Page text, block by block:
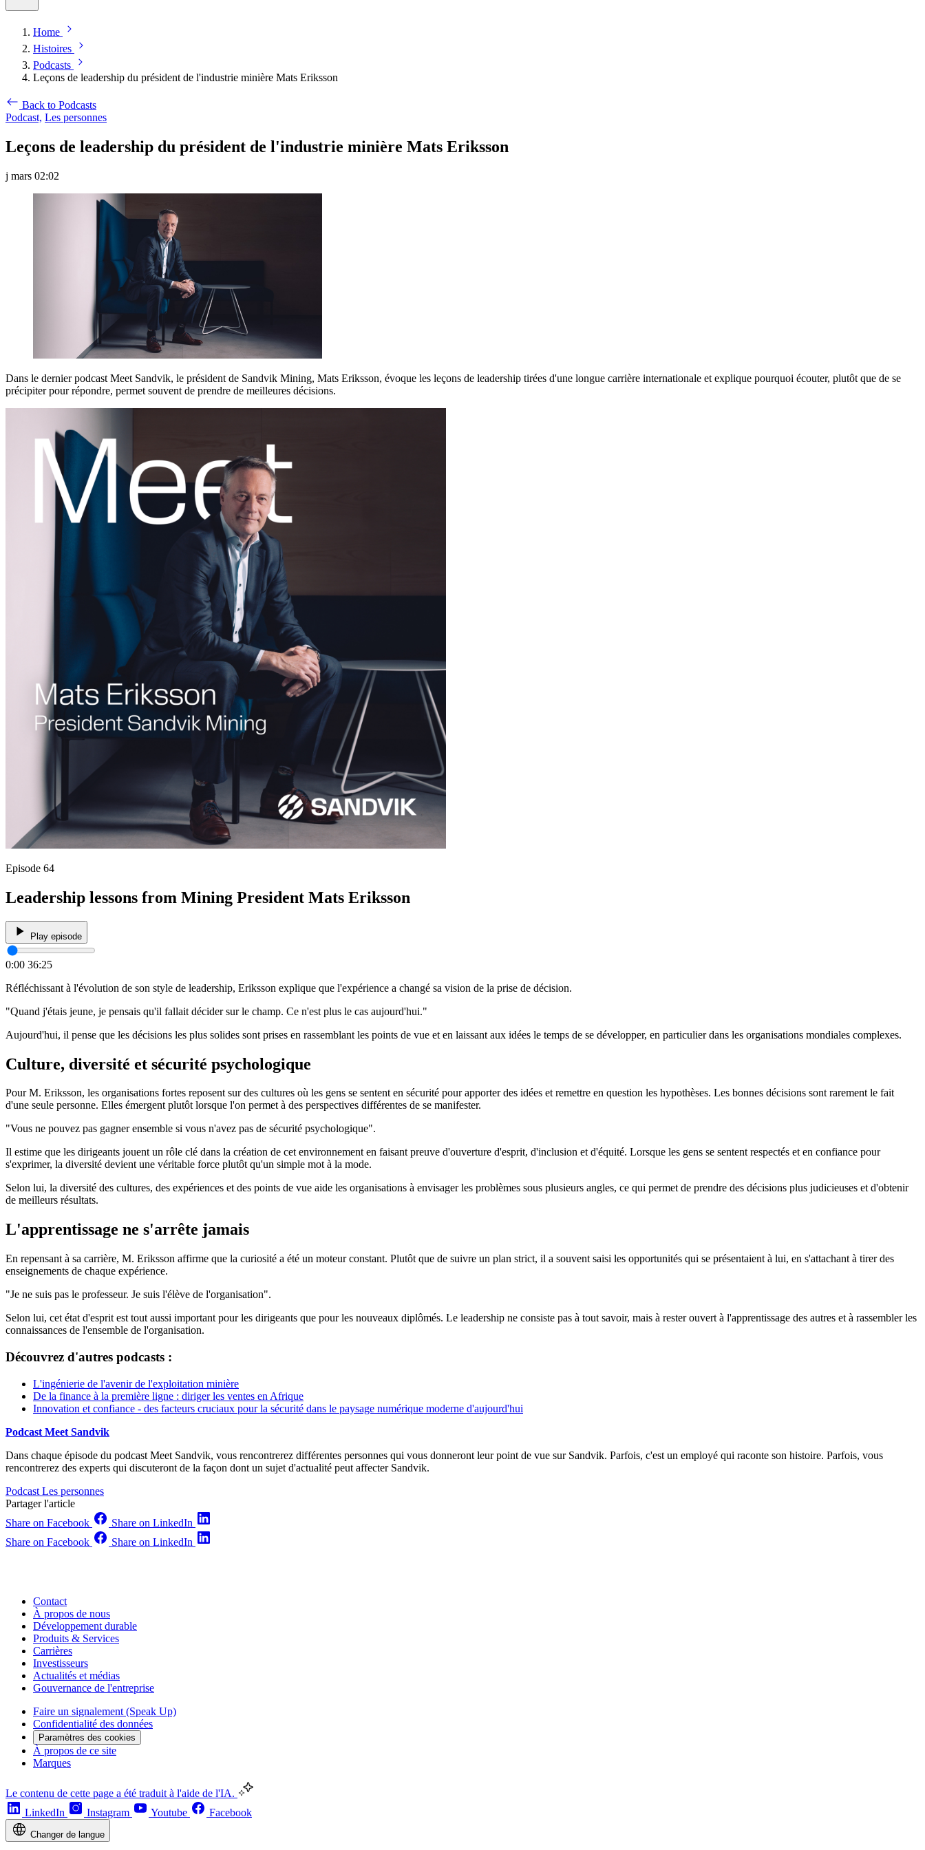
Home
Histoires
Podcasts
Leçons de leadership du président de l'industrie minière Mats Eriksson
Back to Podcasts
Podcast, Les personnes
Leçons de leadership du président de l'industrie minière Mats Eriksson
j mars 02:02
Dans le dernier podcast Meet Sandvik, le président de Sandvik Mining, Mats Eriksson, évoque les leçons de leadership tirées d'une longue carrière internationale et explique pourquoi écouter, plutôt que de se
précipiter pour répondre, permet souvent de prendre de meilleures décisions.
Episode 64
Leadership lessons from Mining President Mats Eriksson
Play episode
0:00 36:25
Réfléchissant à l'évolution de son style de leadership, Eriksson explique que l'expérience a changé sa vision de la prise de décision.
"Quand j'étais jeune, je pensais qu'il fallait décider sur le champ. Ce n'est plus le cas aujourd'hui."
Aujourd'hui, il pense que les décisions les plus solides sont prises en rassemblant les points de vue et en laissant aux idées le temps de se développer, en particulier dans les organisations mondiales complexes.
Culture, diversité et sécurité psychologique
Pour M. Eriksson, les organisations fortes reposent sur des cultures où les gens se sentent en sécurité pour apporter des idées et remettre en question les hypothèses. Les bonnes décisions sont rarement le fait
d'une seule personne. Elles émergent plutôt lorsque l'on permet à des perspectives différentes de se manifester.
"Vous ne pouvez pas gagner ensemble si vous n'avez pas de sécurité psychologique".
Il estime que les dirigeants jouent un rôle clé dans la création de cet environnement en faisant preuve d'ouverture d'esprit, d'inclusion et d'équité. Lorsque les gens se sentent respectés et en confiance pour
s'exprimer, la diversité devient une véritable force plutôt qu'un simple mot à la mode.
Selon lui, la diversité des cultures, des expériences et des points de vue aide les organisations à envisager les problèmes sous plusieurs angles, ce qui permet de prendre des décisions plus judicieuses et d'obtenir
de meilleurs résultats.
L'apprentissage ne s'arrête jamais
En repensant à sa carrière, M. Eriksson affirme que la curiosité a été un moteur constant. Plutôt que de suivre un plan strict, il a souvent saisi les opportunités qui se présentaient à lui, en s'attachant à tirer des
enseignements de chaque expérience.
"Je ne suis pas le professeur. Je suis l'élève de l'organisation".
Selon lui, cet état d'esprit est tout aussi important pour les dirigeants que pour les nouveaux diplômés. Le leadership ne consiste pas à tout savoir, mais à rester ouvert à l'apprentissage des autres et à rassembler les
connaissances de l'ensemble de l'organisation.
Découvrez d'autres podcasts :
L'ingénierie de l'avenir de l'exploitation minière
De la finance à la première ligne : diriger les ventes en Afrique
Innovation et confiance - des facteurs cruciaux pour la sécurité dans le paysage numérique moderne d'aujourd'hui
Podcast Meet Sandvik
Dans chaque épisode du podcast Meet Sandvik, vous rencontrerez différentes personnes qui vous donneront leur point de vue sur Sandvik. Parfois, c'est un employé qui raconte son histoire. Parfois, vous
rencontrerez des experts qui discuteront de la façon dont un sujet d'actualité peut affecter Sandvik.
Podcast Les personnes
Partager l'article
Share on Facebook
Share on LinkedIn
Share on Facebook
Share on LinkedIn
Contact
À propos de nous
Développement durable
Produits & Services
Carrières
Investisseurs
Actualités et médias
Gouvernance de l'entreprise
Faire un signalement (Speak Up)
Confidentialité des données
Paramètres des cookies
À propos de ce site
Marques
Le contenu de cette page a été traduit à l'aide de l'IA.
LinkedIn
Instagram Youtube Facebook
Changer de langue